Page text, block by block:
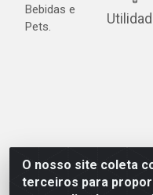
O nosso site coleta
terceiros para
Bebidas e
Pets.
Cardeal Distribuidora
do Moura -